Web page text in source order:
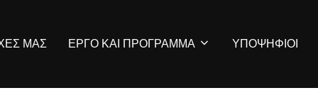
ΜΑΣ ΕΡΓΟ ΚΑΙ ΠΡΟΓΡΑΜΜΑ ΥΠΟΨΗΦΙΟΙ